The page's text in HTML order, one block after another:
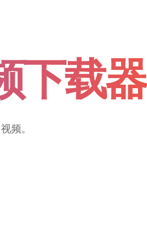
下载器
频。